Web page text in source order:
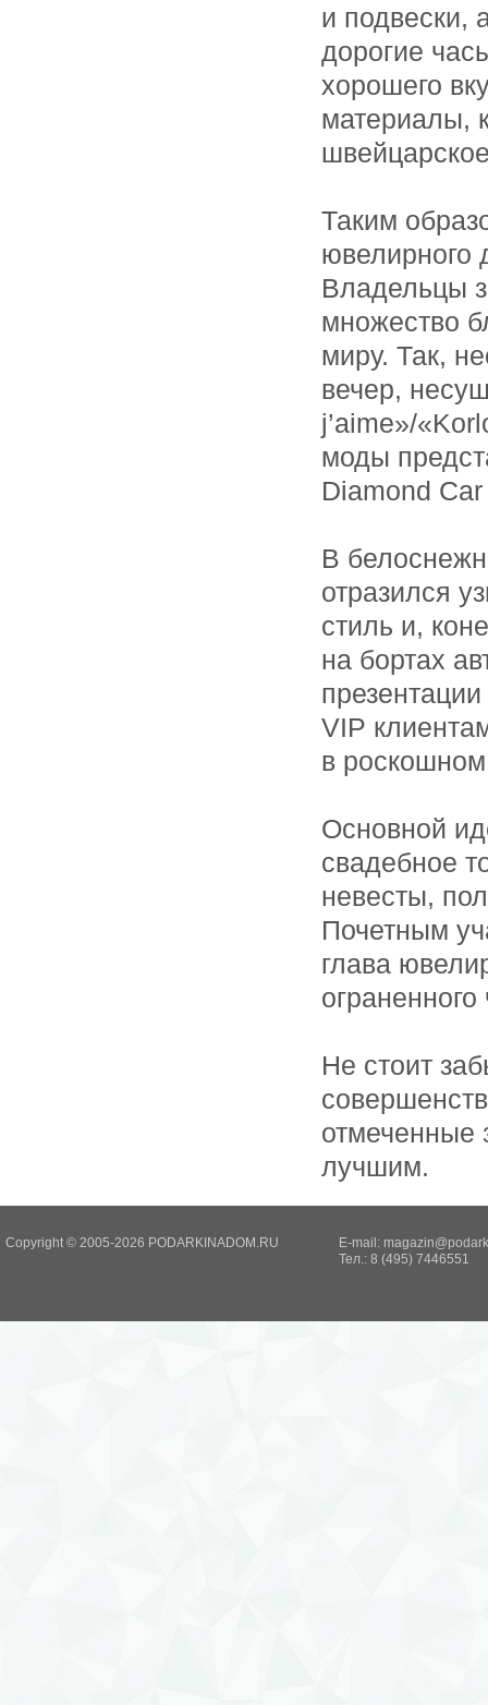
и подвески,
дорогие
хорошего
материалы,
Таким
ювелирного
Владельцы
множество
миру. Так,
вечер,
j’aime»/
моды
Diamond
В
отразился
стиль и,
на бортах
VIP
в
Основной
свадебное
невесты,
Почетным
глава
Не стоит
отмеченные
лучшим.
Copyright © 2005-2026 PODARKINADOM.RU E-mail:
Тел.: 8 (495) 7446551